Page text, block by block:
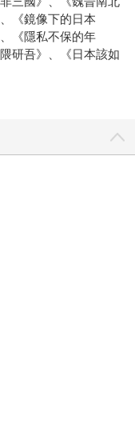
《鏡像下的日本
《隱私不保的年
研吾》、《日本該如